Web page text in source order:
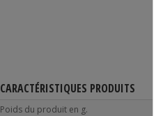
CARACTÉRISTIQUES PRODUITS
Poids du produit en g.